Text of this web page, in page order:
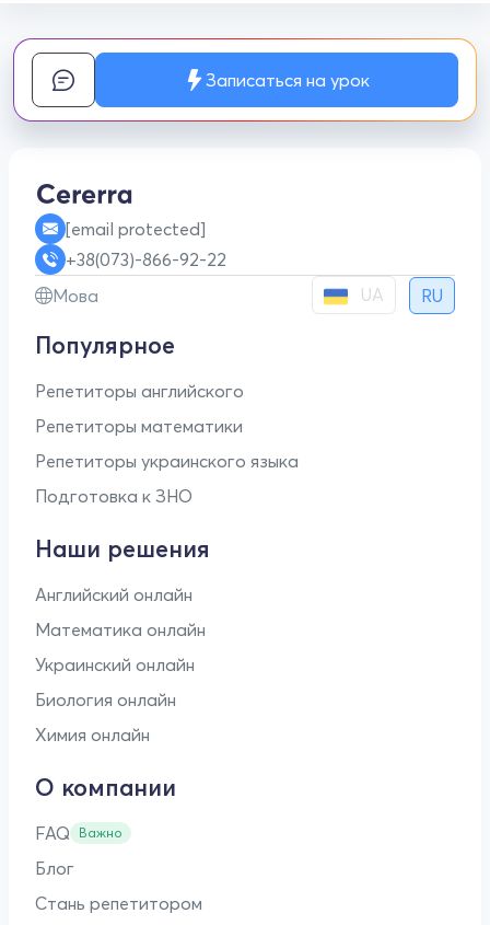
Записаться на урок
[email protected]
+38(073)-866-92-22
Мова
UA RU
Популярное
Репетиторы английского
Репетиторы математики
Репетиторы украинского языка
Подготовка к ЗНО
Наши решения
Английский онлайн
Математика онлайн
Украинский онлайн
Биология онлайн
Химия онлайн
О компании
FAQ Важно
Блог
Стань репетитором